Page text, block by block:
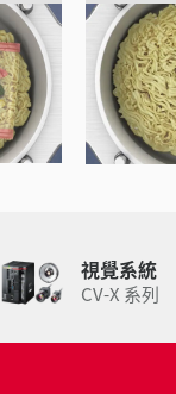
視覺系統
CV-X 系列